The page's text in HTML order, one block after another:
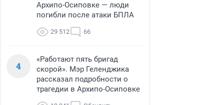
Архипо-Осиповке — люди
погибли после атаки БПЛА
29 512 66
4
«Работают пять бригад
скорой». Мэр Геленджика
рассказал подробности о
трагедии в Архипо-Осиповке